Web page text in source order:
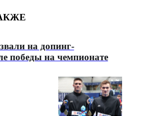
на допинг-
победы на чемпионате